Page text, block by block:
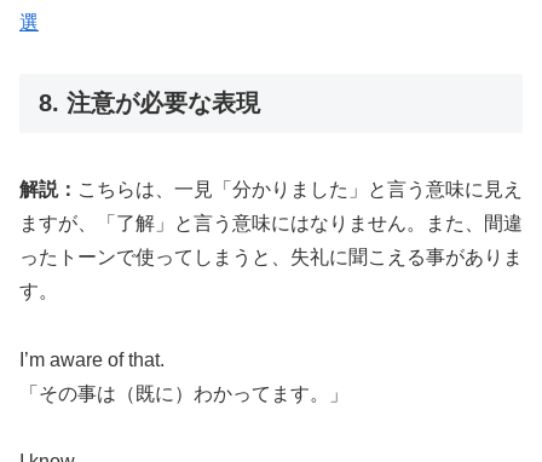
選
8. 注意が必要な表現
解説： こちらは、一見「分かりました」と言う意味に見え
ますが、「了解」と言う意味にはなりません。また、間違
ったトーンで使ってしまうと、失礼に聞こえる事がありま
す。
I’m aware of that.
「その事は（既に）わかってます。」